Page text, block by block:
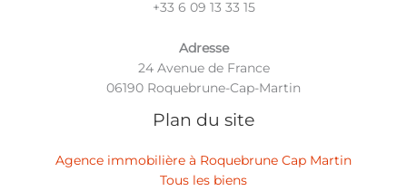
‪+33 6 09 13 33 15
Adresse
24 Avenue de France
06190 Roquebrune-Cap-Martin
Plan du site
Agence immobilière à Roquebrune Cap Martin
Tous les biens